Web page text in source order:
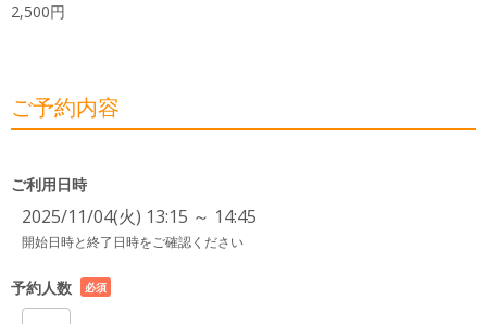
2,500円
ご予約内容
ご利用日時
2025/11/04(火) 13:15 ～ 14:45
開始日時と終了日時をご確認ください
予約人数
必須